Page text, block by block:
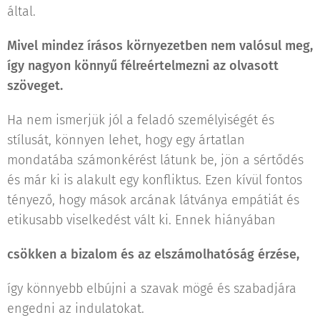
által.
Mivel mindez írásos környezetben nem valósul meg,
így nagyon könnyű félreértelmezni az olvasott
szöveget.
Ha nem ismerjük jól a feladó személyiségét és
stílusát, könnyen lehet, hogy egy ártatlan
mondatába számonkérést látunk be, jön a sértődés
és már ki is alakult egy konfliktus. Ezen kívül fontos
tényező, hogy mások arcának látványa empátiát és
etikusabb viselkedést vált ki. Ennek hiányában
csökken a bizalom és az elszámolhatóság érzése,
így könnyebb elbújni a szavak mögé és szabadjára
engedni az indulatokat.